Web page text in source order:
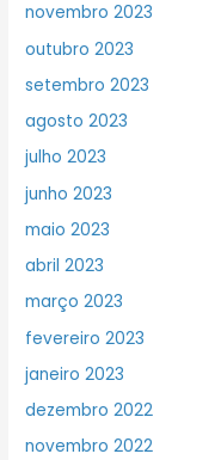
novembro 2023
outubro 2023
setembro 2023
agosto 2023
julho 2023
junho 2023
maio 2023
abril 2023
março 2023
fevereiro 2023
janeiro 2023
dezembro 2022
novembro 2022